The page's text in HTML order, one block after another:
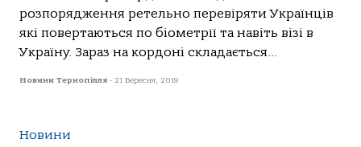
розпорядження ретельно перевіряти Українців
які повертаються по біометрії та навіть візі в
Україну. Зараз на кордоні складається...
Новини Тернопілля - 21 Вересня, 2019
Новини